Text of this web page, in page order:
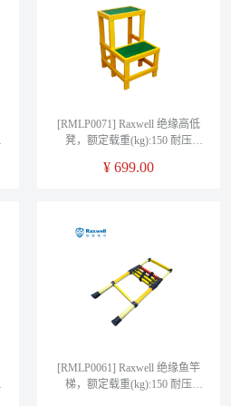
[RMLP0071] Raxwell 绝缘高低
凳，额定载重(kg):150 耐压
0.3*0.5m
¥699.00
[RMLP0061] Raxwell 绝缘鱼竿
梯，额定载重(kg):150 耐压